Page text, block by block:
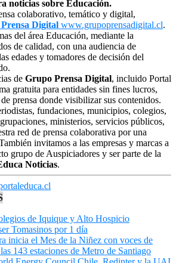
noticias sobre Educación.
colaborativo, temático y digital,
Digital www.grupoprensadigital.cl.
del área Educación, mediante la
de calidad, con una audiencia de
edades y tomadores de decisión del
de Grupo Prensa Digital, incluido Portal
gratuita para entidades sin fines lucros,
prensa donde visibilizar sus contenidos.
fundaciones, municipios, colegios,
ministerios, servicios públicos,
red de prensa colaborativa por una
invitamos a las empresas y marcas a
grupo de Auspiciadores y ser parte de la
Noticias.
de Iquique y Alto Hospicio
Tomasinos por 1 día
inicia el Mes de la Niñez con voces de
143 estaciones de Metro de Santiago